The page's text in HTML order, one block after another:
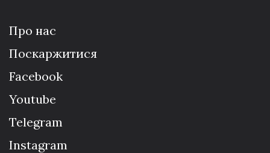
Про нас
Поскаржитися
Facebook
Youtube
Telegram
Instagram